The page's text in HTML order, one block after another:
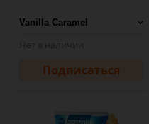
Подписаться